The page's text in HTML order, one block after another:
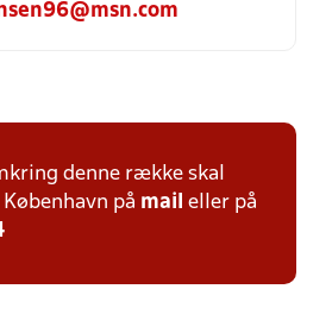
denne række skal
på mail eller på